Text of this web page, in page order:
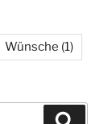
Wünsche (1)